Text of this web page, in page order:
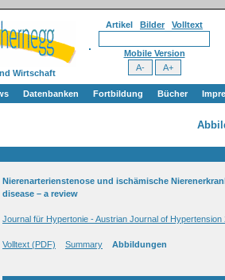
Wirtschaft
Artikel Bilder Volltext
Mobile Version
Datenbanken Fortbildung Bücher
Nierenarterienstenose und ischämische
disease – a review
Journal für Hypertonie - Austrian Journal of Hypertension
Volltext (PDF) Summary Abbildungen